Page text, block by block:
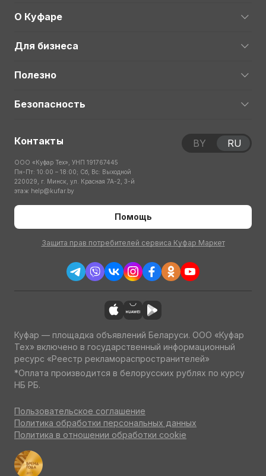
О Куфаре
Для бизнеса
Полезно
Безопасность
Контакты
ООО «Куфар Тех», УНП 191767445
Пн-Пт: 10:00 – 18:00; Сб, Вс: Выходной
220029, г. Минск, ул. Красная 7А-2, 3-й
этаж help@kufar.by
Помощь
Защита прав потребителей сервиса Куфар Маркет
BY RU
Куфар — площадка объявлений Беларуси. ООО «Куфар
Тех» включено в государственный информационный
ресурс «Реестр рекламораспространителей»
*Оплата производится в белорусских рублях по курсу
НБ РБ.
Пользовательское соглашение
Политика обработки персональных данных
Политика в отношении обработки cookie